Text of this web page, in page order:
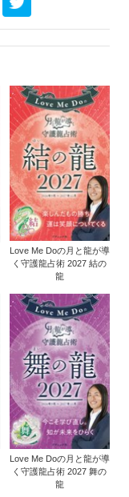
Love Me Doの月と龍が導
く守護龍占術 2027 結の
龍
Love Me Doの月と龍が導
く守護龍占術 2027 舞の
龍